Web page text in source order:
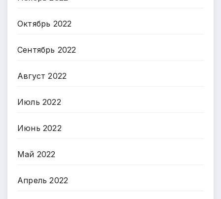
Октябрь 2022
Сентябрь 2022
Август 2022
Июль 2022
Июнь 2022
Май 2022
Апрель 2022